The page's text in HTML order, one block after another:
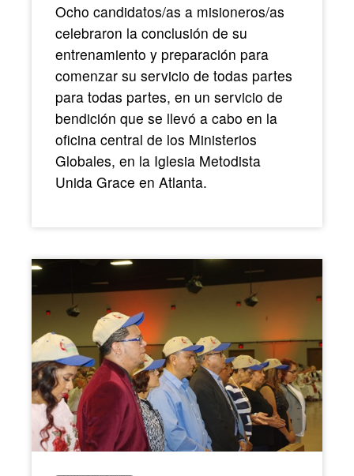
Ocho candidatos/as a misioneros/as
celebraron la conclusión de su
entrenamiento y preparación para
comenzar su servicio de todas partes
para todas partes, en un servicio de
bendición que se llevó a cabo en la
oficina central de los Ministerios
Globales, en la Iglesia Metodista
Unida Grace en Atlanta.